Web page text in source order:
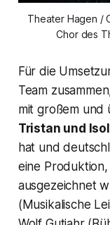
Theater Hagen /
Chor des
Für die
Team
mit großem
Tristan und
hat und
eine
ausgezeichnet
(Musikalische